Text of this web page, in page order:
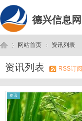
德兴信息网
德 ›
网站首页
›
资讯列表
资讯列表 RSS订阅
资讯